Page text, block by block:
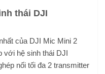
thái DJI
của DJI Mic Mini 2
với hệ sinh thái DJI
nối tối đa 2 transmitter